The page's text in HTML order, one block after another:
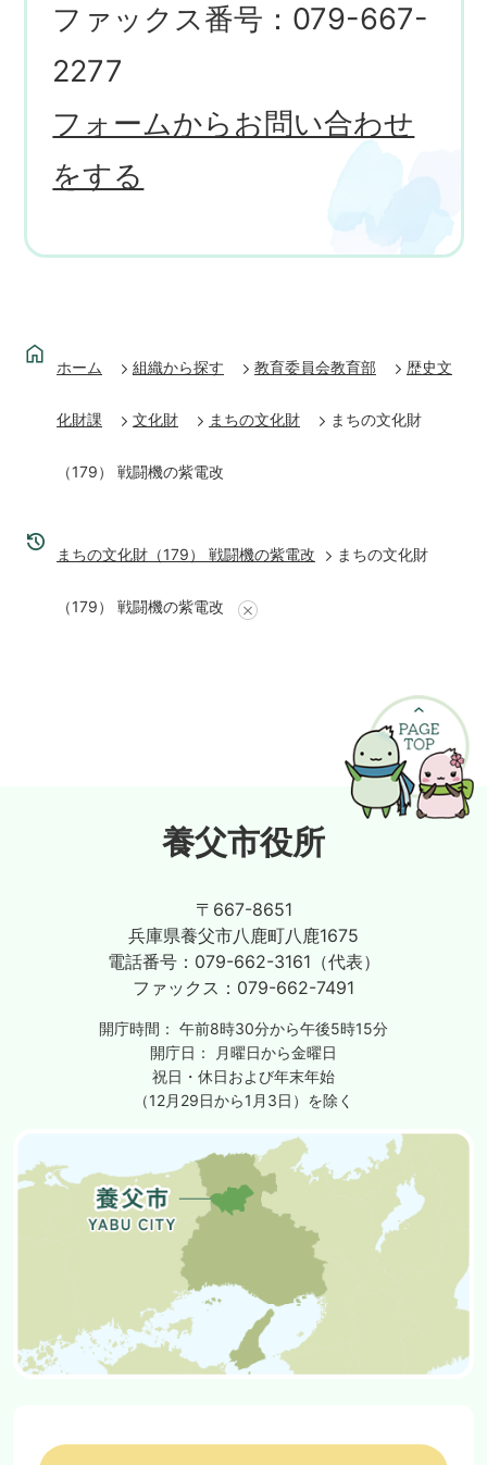
ファックス番号：079-667-
2277
フォームからお問い合わせ
をする
ホーム 組織から探す 教育委員会教育部 歴史文
化財課 文化財 まちの文化財 まちの文化財
（179） 戦闘機の紫電改
まちの文化財（179） 戦闘機の紫電改 まちの文化財
（179） 戦闘機の紫電改
養父市役所
〒667-8651
兵庫県養父市八鹿町八鹿1675
電話番号： 079-662-3161（代表）
ファックス： 079-662-7491
開庁時間： 午前8時30分から午後5時15分
開庁日：
月曜日から金曜日
祝日・休日および年末年始
（12月29日から1月3日）を除く